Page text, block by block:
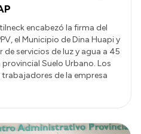
encabezó la firma del
el Municipio de Dina Huapi y
de servicios de luz y agua a 45
Suelo Urbano. Los
de la empresa